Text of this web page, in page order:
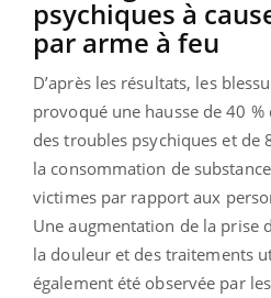
psychiques à
par arme à feu
D’après les résultats, les
provoqué une hausse de 40
des troubles psychiques et de
la consommation de
victimes par rapport aux
Une augmentation de la prise
la douleur et des traitements
également été observée par